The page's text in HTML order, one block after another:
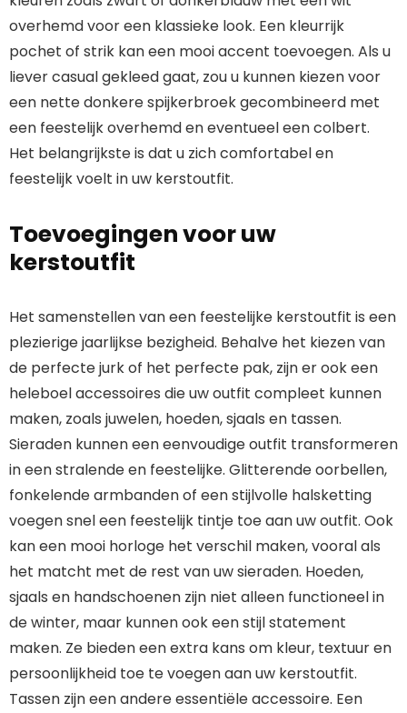
overhemd voor een klassieke look. Een kleurrijk
pochet of strik kan een mooi accent toevoegen. Als u
liever casual gekleed gaat, zou u kunnen kiezen voor
een nette donkere spijkerbroek gecombineerd met
een feestelijk overhemd en eventueel een colbert.
Het belangrijkste is dat u zich comfortabel en
feestelijk voelt in uw kerstoutfit.
Toevoegingen voor uw
kerstoutfit
Het samenstellen van een feestelijke kerstoutfit is een
plezierige jaarlijkse bezigheid. Behalve het kiezen van
de perfecte jurk of het perfecte pak, zijn er ook een
heleboel accessoires die uw outfit compleet kunnen
maken, zoals juwelen, hoeden, sjaals en tassen.
Sieraden kunnen een eenvoudige outfit transformeren
in een stralende en feestelijke. Glitterende oorbellen,
fonkelende armbanden of een stijlvolle halsketting
voegen snel een feestelijk tintje toe aan uw outfit. Ook
kan een mooi horloge het verschil maken, vooral als
het matcht met de rest van uw sieraden. Hoeden,
sjaals en handschoenen zijn niet alleen functioneel in
de winter, maar kunnen ook een stijl statement
maken. Ze bieden een extra kans om kleur, textuur en
persoonlijkheid toe te voegen aan uw kerstoutfit.
Tassen zijn een andere essentiële accessoire. Een